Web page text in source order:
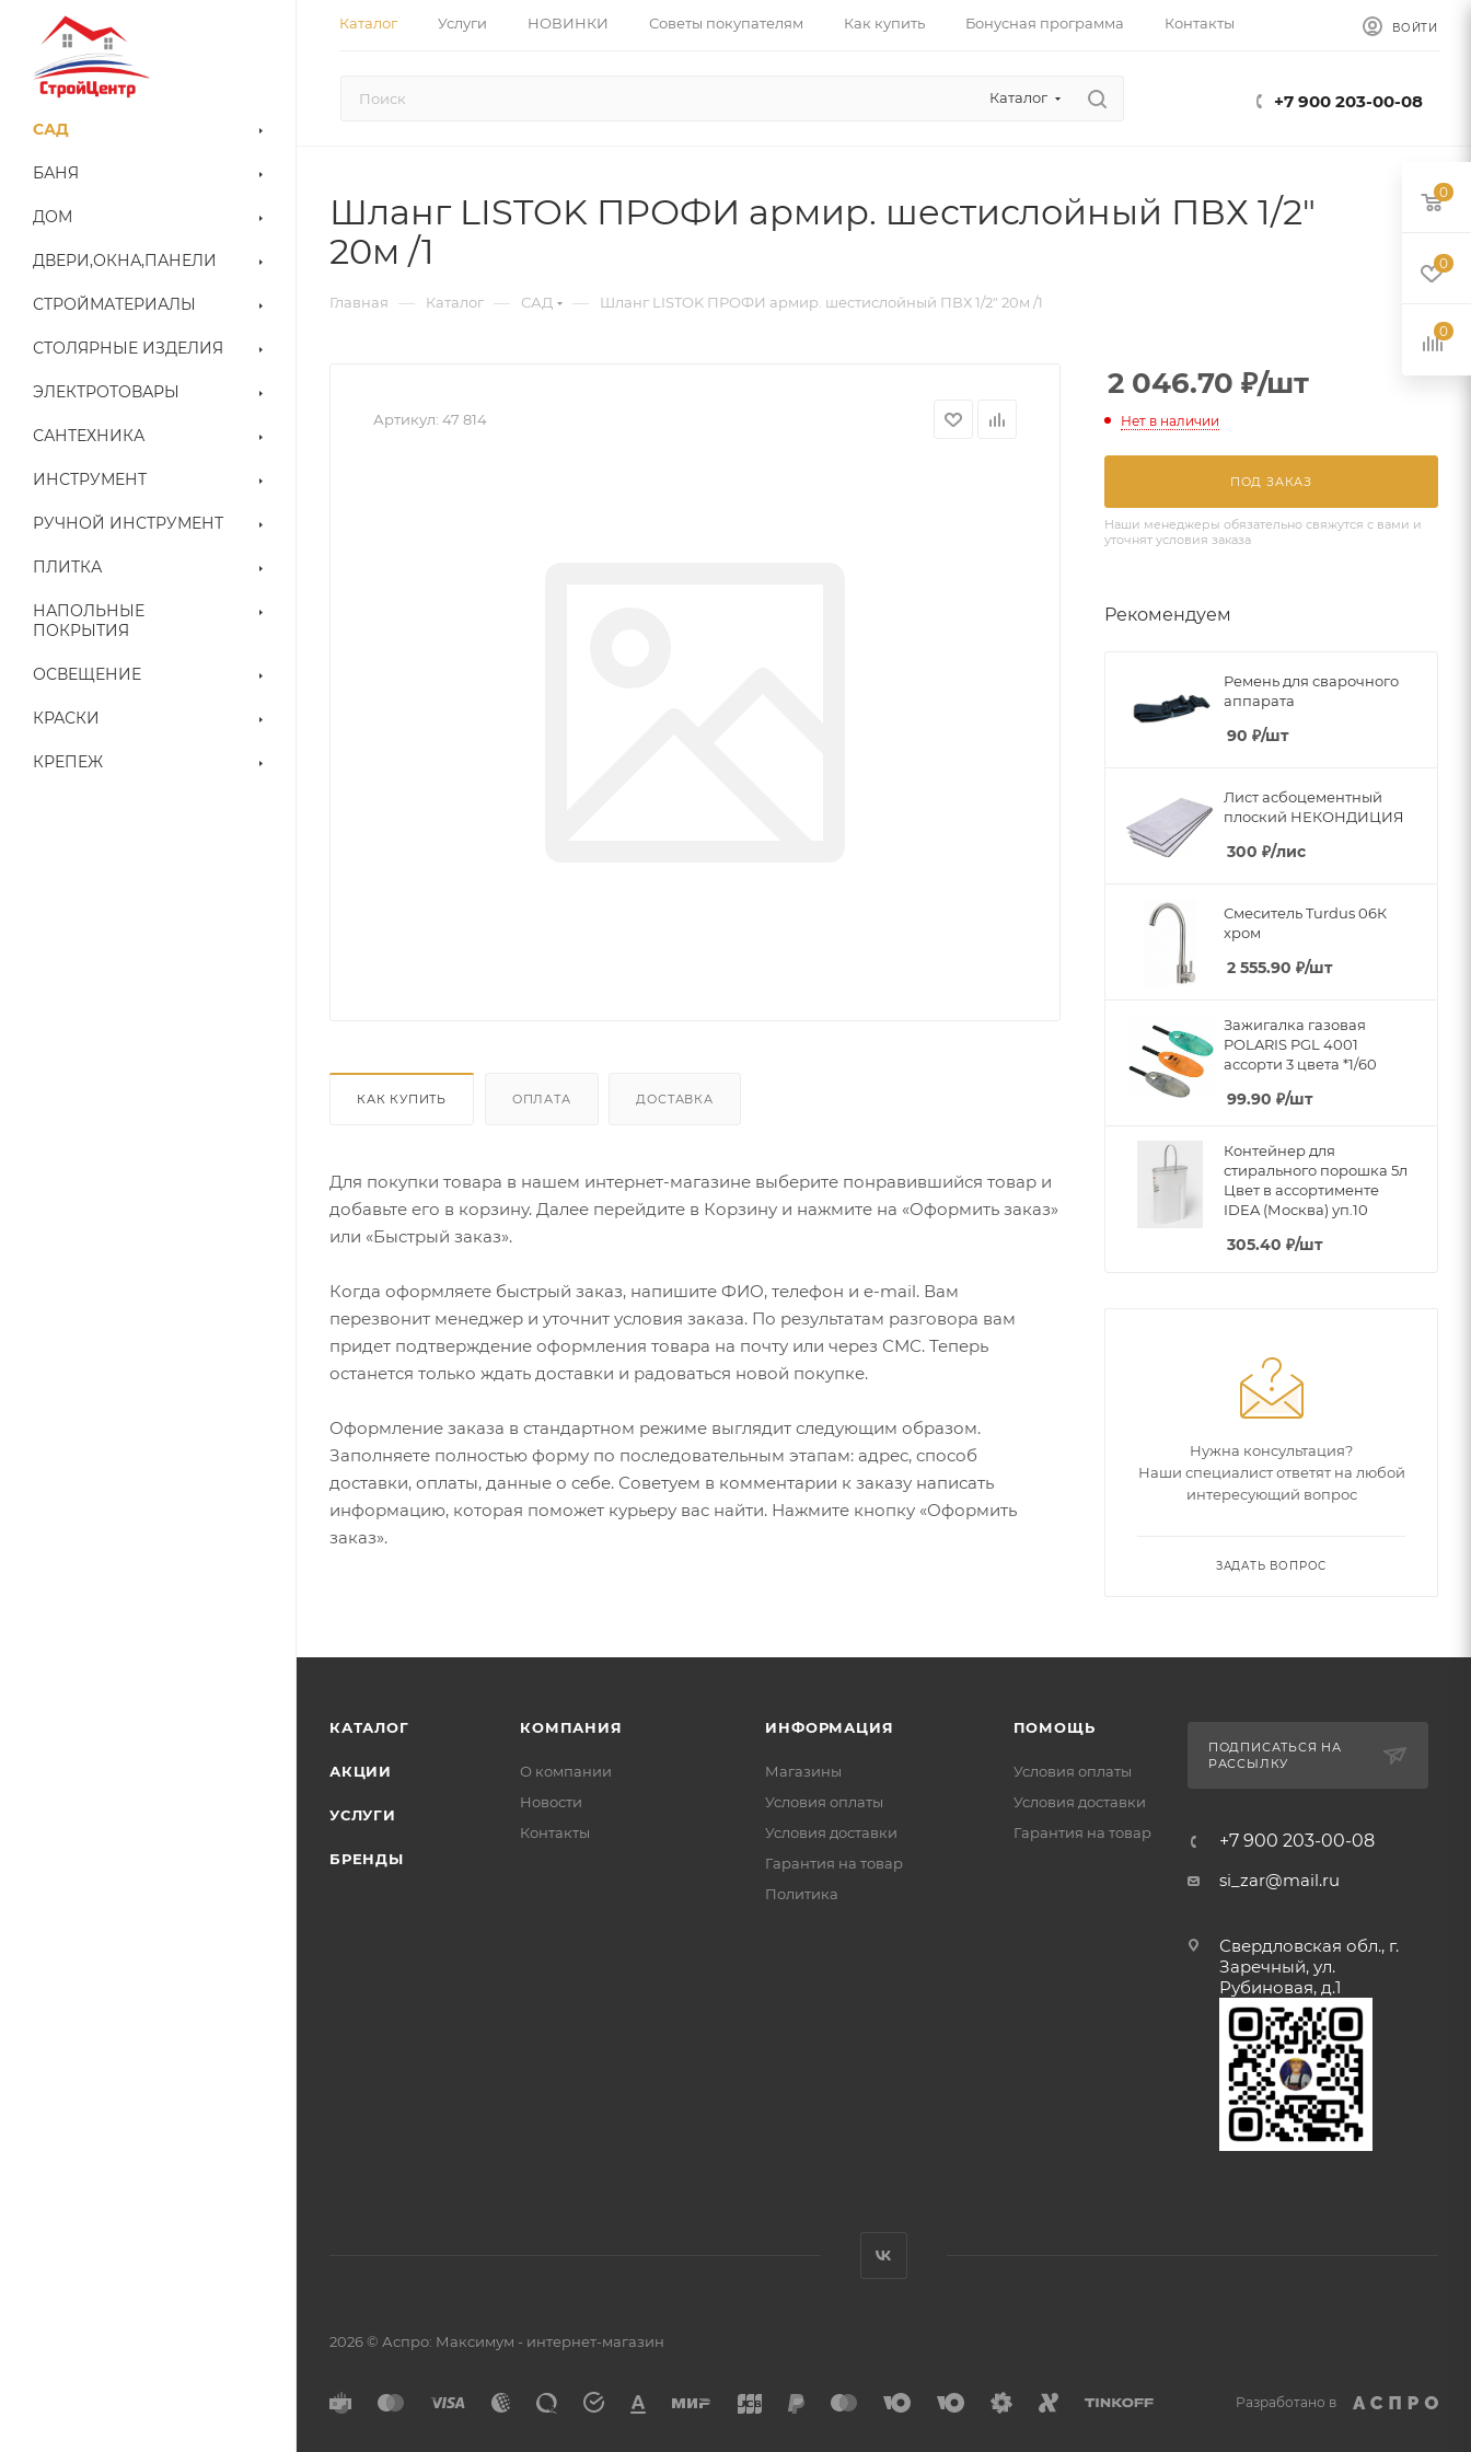
Каталог Услуги НОВИНКИ Советы покупателям Как купить Бонусная программа Контакты ВОЙТИ
Каталог +7 900 203-00-08
САД
БАНЯ
ДОМ
ДВЕРИ,ОКНА,ПАНЕЛИ
СТРОЙМАТЕРИАЛЫ
СТОЛЯРНЫЕ ИЗДЕЛИЯ
ЭЛЕКТРОТОВАРЫ
САНТЕХНИКА
ИНСТРУМЕНТ
РУЧНОЙ ИНСТРУМЕНТ
ПЛИТКА
НАПОЛЬНЫЕ
ПОКРЫТИЯ
ОСВЕЩЕНИЕ
КРАСКИ
КРЕПЕЖ
Шланг LISTOK ПРОФИ армир. шестислойный ПВХ 1/2"
20м /1
Главная — Каталог — САД — Шланг LISTOK ПРОФИ армир. шестислойный ПВХ 1/2" 20м /1
Артикул: 47 814
КАК КУПИТЬ ОПЛАТА ДОСТАВКА
Для покупки товара в нашем интернет-магазине выберите понравившийся товар и
добавьте его в корзину. Далее перейдите в Корзину и нажмите на «Оформить заказ»
или «Быстрый заказ».
Когда оформляете быстрый заказ, напишите ФИО, телефон и e-mail. Вам
перезвонит менеджер и уточнит условия заказа. По результатам разговора вам
придет подтверждение оформления товара на почту или через СМС. Теперь
останется только ждать доставки и радоваться новой покупке.
Оформление заказа в стандартном режиме выглядит следующим образом.
Заполняете полностью форму по последовательным этапам: адрес, способ
доставки, оплаты, данные о себе. Советуем в комментарии к заказу написать
информацию, которая поможет курьеру вас найти. Нажмите кнопку «Оформить
заказ».
2 046.70 ₽/шт
Нет в наличии
ПОД ЗАКАЗ
Наши менеджеры обязательно свяжутся с вами и
уточнят условия заказа
Рекомендуем
Ремень для сварочного
аппарата
90 ₽/шт
Лист асбоцементный
плоский НЕКОНДИЦИЯ
300 ₽/лис
Смеситель Turdus 06К
хром
2 555.90 ₽/шт
Зажигалка газовая
POLARIS PGL 4001
ассорти 3 цвета *1/60
99.90 ₽/шт
Контейнер для
стирального порошка 5л
Цвет в ассортименте
IDEA (Москва) уп.10
305.40 ₽/шт
Нужна консультация?
Наши специалист ответят на любой
интересующий вопрос
ЗАДАТЬ ВОПРОС
КАТАЛОГ
АКЦИИ
УСЛУГИ
БРЕНДЫ
КОМПАНИЯ
О компании
Новости
Контакты
ИНФОРМАЦИЯ
Магазины
Условия оплаты
Условия доставки
Гарантия на товар
Политика
ПОМОЩЬ
Условия оплаты
Условия доставки
Гарантия на товар
ПОДПИСАТЬСЯ НА
РАССЫЛКУ
+7 900 203-00-08
si_zar@mail.ru
Свердловская обл., г.
Заречный, ул.
Рубиновая, д.1
2026 © Аспро: Максимум - интернет-магазин
Разработано в
0
0
0